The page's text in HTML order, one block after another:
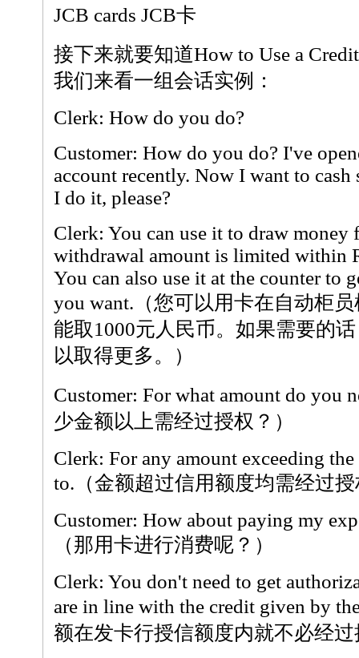
JCB cards JCB卡
接下来就要知道How to Use a
我们来看一组会话实例：
Clerk: How do you do?
Customer: How do you do? I've
account recently. Now I want to cash
I do it, please?
Clerk: You can use it to draw money
withdrawal amount is limited within
You can also use it at the counter to
you want.（您可以用卡在自动柜
能取1000元人民币。如果需要的
以取得更多。）
Customer: For what amount do you
少金额以上需经过授权？）
Clerk: For any amount exceeding
to.（金额超过信用额度均需经过
Customer: How about paying my
（那用卡进行消费呢？）
Clerk: You don't need to get
are in line with the credit given by
额在发卡行授信额度内就不必经